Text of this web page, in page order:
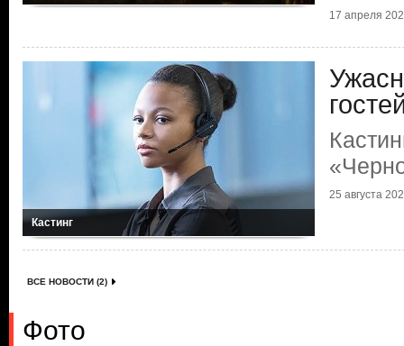
17 апреля
Кастинг
25 августа
ВСЕ НОВОСТИ (2)
Фото